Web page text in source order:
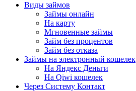
Виды займов
Займы онлайн
На карту
Мгновенные займы
Займ без процентов
Займ без отказа
Займы на электронный кошелек
На Яндекс Деньги
На Qiwi кошелек
Через Систему Контакт